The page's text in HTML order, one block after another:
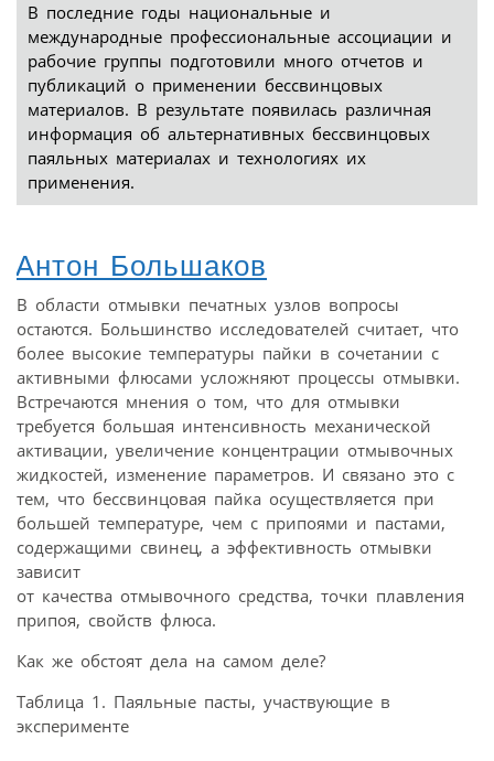
В последние годы национальные и
международные профессиональные ассоциации и
рабочие группы подготовили много отчетов и
публикаций о применении бессвинцовых
материалов. В результате появилась различная
информация об альтернативных бессвинцовых
паяльных материалах и технологиях их
применения.
Антон Большаков
В области отмывки печатных узлов вопросы
остаются. Большинство исследователей считает, что
более высокие температуры пайки в сочетании с
активными флюсами усложняют процессы отмывки.
Встречаются мнения о том, что для отмывки
требуется большая интенсивность механической
активации, увеличение концентрации отмывочных
жидкостей, изменение параметров. И связано это с
тем, что бессвинцовая пайка осуществляется при
большей температуре, чем с припоями и пастами,
содержащими свинец, а эффективность отмывки
зависит
от качества отмывочного средства, точки плавления
припоя, свойств флюса.
Как же обстоят дела на самом деле?
Таблица 1. Паяльные пасты, участвующие в
эксперименте